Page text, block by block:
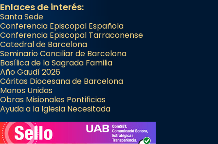
Enlaces de interés:
Santa Sede
Conferencia Episcopal Española
Conferencia Episcopal Tarraconense
Catedral de Barcelona
Seminario Conciliar de Barcelona
Basílica de la Sagrada Familia
Año Gaudí 2026
Cáritas Diocesana de Barcelona
Manos Unidas
Obras Misionales Pontificias
Ayuda a la Iglesia Necesitada